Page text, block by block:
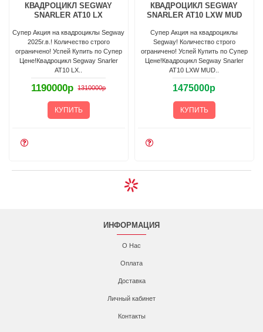
КВАДРОЦИКЛ SEGWAY
SNARLER AT10 LX
Супер Акция на квадроциклы Segway
2025г.в.! Количество строго
ограничено! Успей Купить по Супер
Цене!Квадроцикл Segway Snarler
AT10 LX ..
1190000р 1310000р
КУПИТЬ
КВАДРОЦИКЛ SEGWAY
SNARLER AT10 LXW MUD
Супер Акция на квадроциклы
Segway! Количество строго
ограничено! Успей Купить по Супер
Цене!Квадроцикл Segway Snarler
AT10 LXW MUD ..
1475000р
КУПИТЬ
ИНФОРМАЦИЯ
О Нас
Оплата
Доставка
Личный кабинет
Контакты